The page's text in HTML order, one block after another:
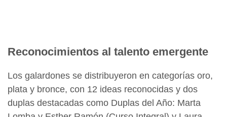
Reconocimientos al talento emergente
Los galardones se distribuyeron en categorías oro,
plata y bronce, con 12 ideas reconocidas y dos
duplas destacadas como Duplas del Año: Marta